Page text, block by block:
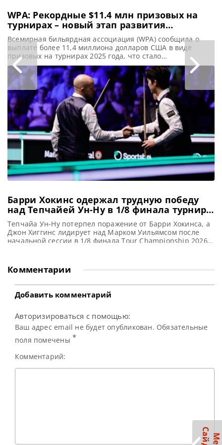
WPA: Рекордные $11.4 млн призовых на
турнирах – новый этап развития
бильярда
Всемирная бильярдная ассоциация (WPA) сообщила о
выплате более 11,4 миллиона долларов США в виде
призовых на турнирах 2025 года, что стало
значительным достижением, сообщает wpapool В 2025
году на турнирах, санкционированных Всемирной
бильярдной ассоциацией (WPA), было выплачено свыше
11,4 миллиона долларов США призовых. Эта цифра
знаменует собой новый этап в развитии
профессионального бильярда на международной
Барри Хокинс одержал трудную победу
над Тепчайей Ун-Ну в 1/8 финала турнира
в Манчестере
Тепчайа Ун-Ну потерпел поражение от Барри Хокинса, а
Джон Хиггинс лидирует над Марком Уильямсом после
начальной сессии в 1/8 финала Tour Championship 2026 в
Трампа на турнире Tour Championship, в Манчестере
добавил в свою коллекцию еще один яркий успех. Он
нанес
Комментарии
Добавить комментарий
Авторизироваться с помощью:
Ваш адрес email не будет опубликован. Обязательные
поля помечены *
Комментарий: